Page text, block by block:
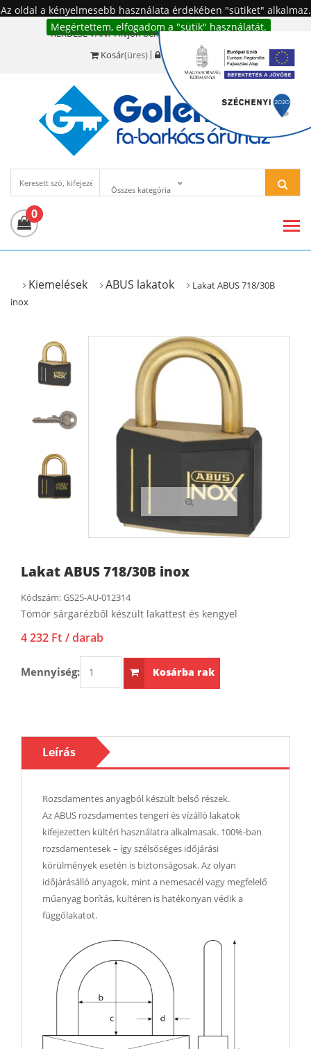
Az oldal a kényelmesebb használata érdekében "sütiket" alkalmaz.
Megértettem, elfogadom a "sütik" használatát.
KÉRDÉSE VAN? Hívjon bennünket!:+36 20 977-6494
Kosár(üres) Bejelentkezés
Összes kategória
0
Kiemelések ABUS lakatok
Lakat ABUS 718/30B
inox
Lakat ABUS 718/30B inox
Kódszám:GS25-AU-012314
Tömör sárgarézből készült lakattest és kengyel
4 232 Ft / darab
Mennyiség: Kosárba rak
Leírás
Rozsdamentes anyagból készült belső részek.
Az ABUS rozsdamentes tengeri és vízálló lakatok
kifejezetten kültéri használatra alkalmasak. 100%-ban
rozsdamentesek – így szélsőséges időjárási
körülmények esetén is biztonságosak. Az olyan
időjárásálló anyagok, mint a nemesacél vagy megfelelő
műanyag borítás, kültéren is hatékonyan védik a
függőlakatot.